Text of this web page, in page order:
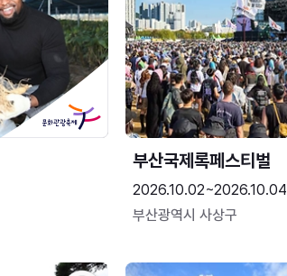
부산국제록페스티벌
2026.10.02~2026.10.04
부산광역시 사상구